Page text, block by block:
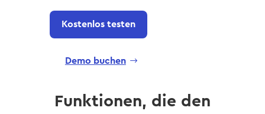
Kostenlos testen
Demo buchen
Funktionen, die den